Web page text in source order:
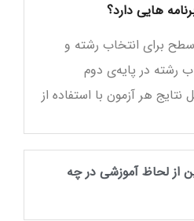
هایی دارد؟
سطح برای انتخاب رشته و
رشته در پایه‌ی دوم
نتایج هر آزمون با استفاده از
از لحاظ آموزشی در چه